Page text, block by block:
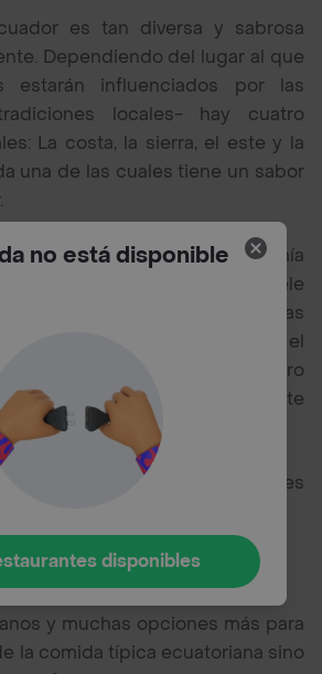
es tan diversa y sabrosa
Dependiendo del lugar al que
estarán influenciados por las
locales- hay cuatro
La costa, la sierra, el este y la
una de las cuales tiene un sabor
típicos de la gastronomía
el ceviche, que suele
marinado en diversas verduras
tenemos la fanesca, o el
otra comida sencilla pero
muchas personas en este
restaurantes de Ecuador puedes
a tu ubicación en Rappi:
y muchas opciones más para
la comida típica ecuatoriana sino
no está disponible
disponibles